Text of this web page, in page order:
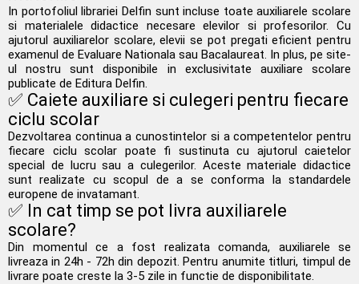
In portofoliul librariei Delfin sunt incluse toate auxiliarele scolare
si materialele didactice necesare elevilor si profesorilor. Cu
ajutorul auxiliarelor scolare, elevii se pot pregati eficient pentru
examenul de Evaluare Nationala sau Bacalaureat. In plus, pe site-
ul nostru sunt disponibile in exclusivitate auxiliare scolare
publicate de Editura Delfin.
✅ Caiete auxiliare si culegeri pentru fiecare
ciclu scolar
Dezvoltarea continua a cunostintelor si a competentelor pentru
fiecare ciclu scolar poate fi sustinuta cu ajutorul caietelor
special de lucru sau a culegerilor. Aceste materiale didactice
sunt realizate cu scopul de a se conforma la standardele
europene de invatamant.
✅ In cat timp se pot livra auxiliarele
scolare?
Din momentul ce a fost realizata comanda, auxiliarele se
livreaza in 24h - 72h din depozit. Pentru anumite titluri, timpul de
livrare poate creste la 3-5 zile in functie de disponibilitate.